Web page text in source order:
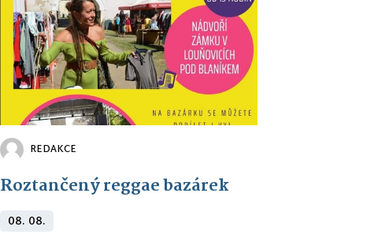
REDAKCE
Roztančený reggae bazárek
08. 08.